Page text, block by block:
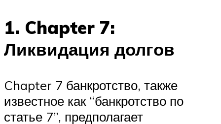
1. Chapter 7:
Ликвидация долгов
Chapter 7 банкротство, также
известное как “банкротство по
статье 7”, предполагает